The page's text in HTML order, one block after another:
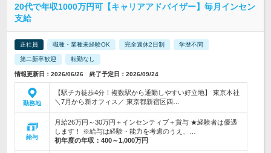
20代で年収1000万円可【キャリアアドバイザー】毎月インセン
支給
正社員 職種・業種未経験OK 完全週休2日制 学歴不問
第二新卒歓迎 転勤なし
情報更新日：2026/06/26 終了予定日：2026/09/24
勤務地
【駅チカ徒歩4分！複数駅から通勤しやすい好立地】 東京本社
＼7月から新オフィス／ 東京都新宿区四…
給与
月給26万円～30万円＋インセンティブ＋賞与 ★経験者は優遇
します！ ※給与は経験・能力を考慮のうえ、…
初年度の年収： 400～1,000万円